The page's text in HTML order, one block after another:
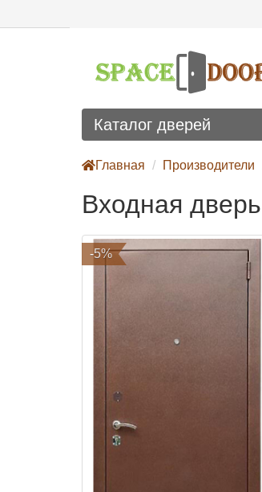
Каталог дверей
Главная Производители
Входная
-5%